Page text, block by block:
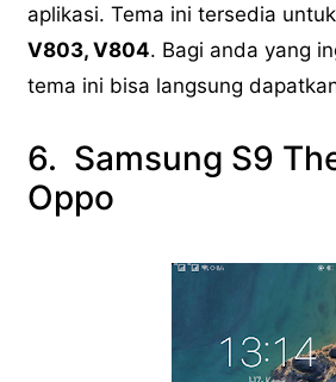
aplikasi. Tema ini tersedia
V803, V804. Bagi anda yang
tema ini bisa langsung
6. Samsung S9
Oppo